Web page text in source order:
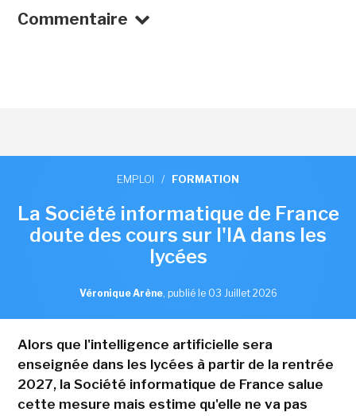
Commentaire
EMPLOI / FORMATION
La Société informatique de France
doute des cours sur l'IA dans les
lycées
Véronique Arène, publié le 03 Juillet 2026
Alors que l'intelligence artificielle sera
enseignée dans les lycées à partir de la rentrée
2027, la Société informatique de France salue
cette mesure mais estime qu'elle ne va pas